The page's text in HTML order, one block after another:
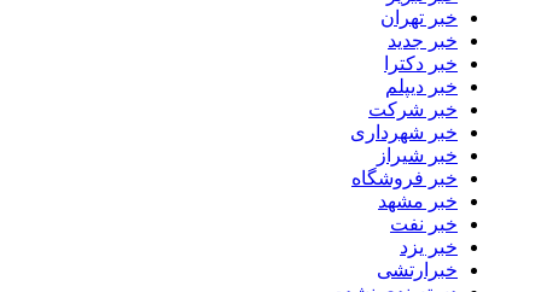
خبر تهران
خبر جدید
خبر دکترا
خبر دیپلم
خبر شرکت
خبر شهرداری
خبر شیراز
خبر فروشگاه
خبر مشهد
خبر نفت
خبر یزد
خبرارتشی